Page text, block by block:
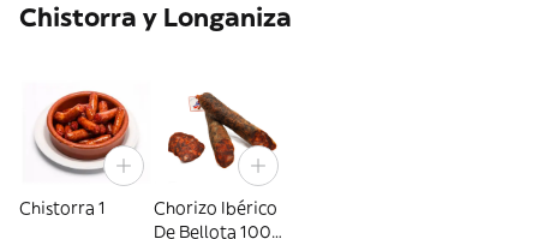
Chistorra y Longaniza
Chistorra 1
Chorizo Ibérico
De Bellota 100